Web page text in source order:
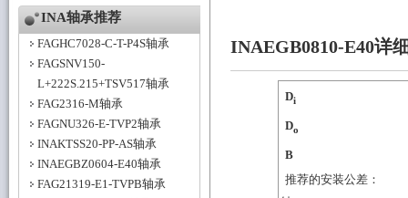
INA轴承推荐
FAGHC7028-C-T-P4S轴承
FAGSNV150-
L+222S.215+TSV517轴承
FAG2316-M轴承
FAGNU326-E-TVP2轴承
INAKTSS20-PP-AS轴承
INAEGBZ0604-E40轴承
FAG21319-E1-TVPB轴承
INAEGB0810-E40详
Di
Do
B
推荐的安装公差：